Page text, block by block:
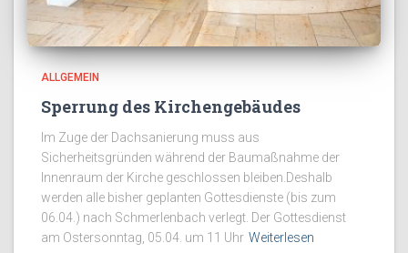
ALLGEMEIN
Sperrung des Kirchengebäudes
Im Zuge der Dachsanierung muss aus
Sicherheitsgründen während der Baumaßnahme der
Innenraum der Kirche geschlossen bleiben.Deshalb
werden alle bisher geplanten Gottesdienste (bis zum
06.04.) nach Schmerlenbach verlegt. Der Gottesdienst
am Ostersonntag, 05.04. um 11 Uhr Weiterlesen